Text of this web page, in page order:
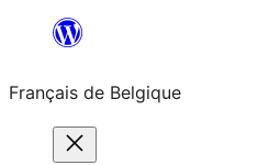
contenu
Français de Belgique